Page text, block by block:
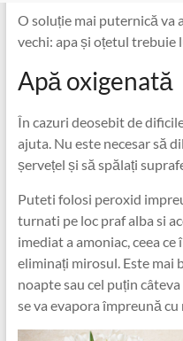
O soluție mai puternică va
vechi: apa și oțetul trebuie
Apă oxigenată
În cazuri deosebit de
ajuta. Nu este necesar să
șervețel și să spălați
Puteti folosi peroxid
turnati pe loc praf alba si
imediat a amoniac, ceea
eliminați mirosul. Este mai
noapte sau cel puțin
se va evapora împreună